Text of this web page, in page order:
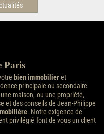
Paris
bien immobilieret
principale ou secondaire
maison, ou une propriété,
et des conseils de Jean-Philippe
. Notre exigence de
privilégié font de vous un client